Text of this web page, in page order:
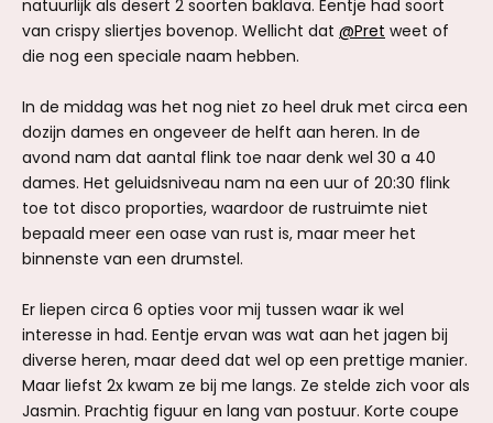
natuurlijk als desert 2 soorten baklava. Eentje had soort
van crispy sliertjes bovenop. Wellicht dat @Pret weet of
die nog een speciale naam hebben.
In de middag was het nog niet zo heel druk met circa een
dozijn dames en ongeveer de helft aan heren. In de
avond nam dat aantal flink toe naar denk wel 30 a 40
dames. Het geluidsniveau nam na een uur of 20:30 flink
toe tot disco proporties, waardoor de rustruimte niet
bepaald meer een oase van rust is, maar meer het
binnenste van een drumstel.
Er liepen circa 6 opties voor mij tussen waar ik wel
interesse in had. Eentje ervan was wat aan het jagen bij
diverse heren, maar deed dat wel op een prettige manier.
Maar liefst 2x kwam ze bij me langs. Ze stelde zich voor als
Jasmin. Prachtig figuur en lang van postuur. Korte coupe